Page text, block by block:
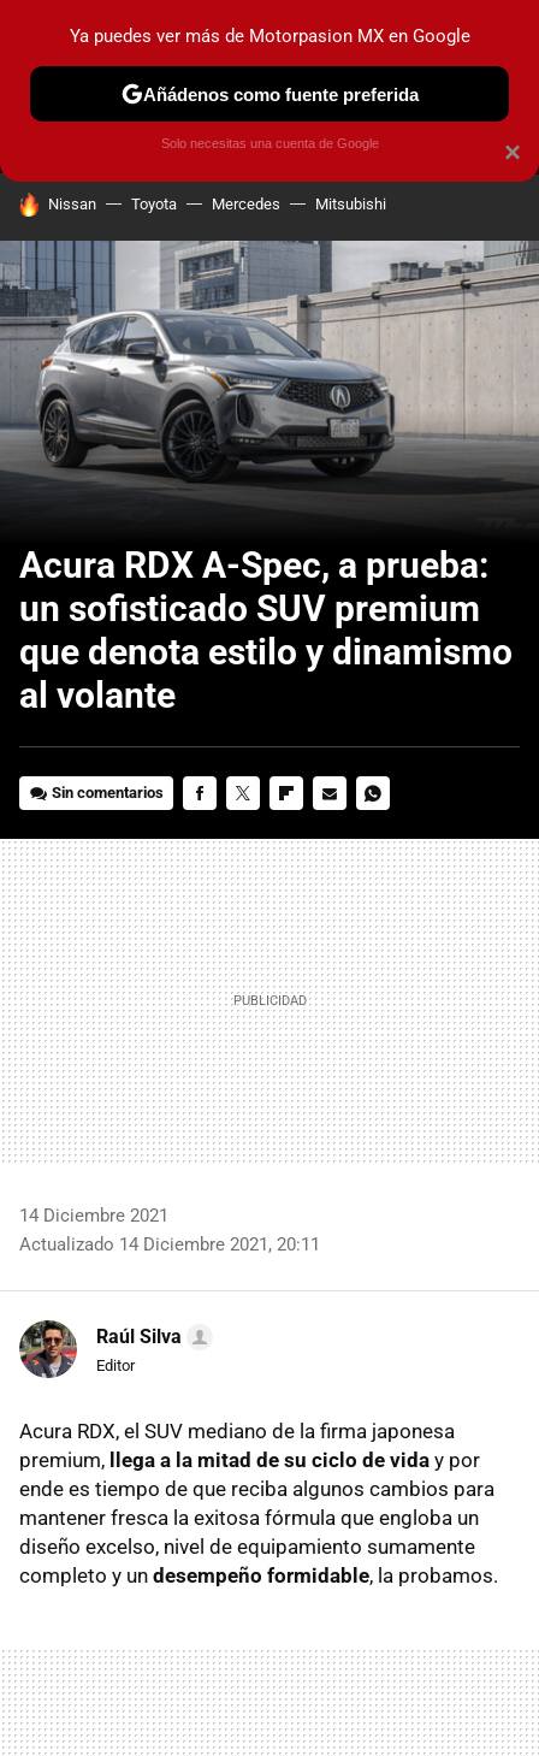
MENÚ NUEVO
INDUSTRIA HOY NO CIRCULA
HOY SE HABLA DE
Nissan Toyota Mercedes Mitsubishi
Acura RDX A-Spec, a prueba:
un sofisticado SUV premium
que denota estilo y dinamismo
al volante
Sin comentarios
MAIL
14 Diciembre 2021
Actualizado 14 Diciembre 2021, 20:11
Raúl Silva
Editor
Acura RDX, el SUV mediano de la firma japonesa
premium, llega a la mitad de su ciclo de vida y por
ende es tiempo de que reciba algunos cambios para
mantener fresca la exitosa fórmula que engloba un
diseño excelso, nivel de equipamiento sumamente
completo y un desempeño formidable, la probamos.
×
Ya puedes ver más de Motorpasion MX en Google
Añádenos como fuente preferida
Solo necesitas una cuenta de Google